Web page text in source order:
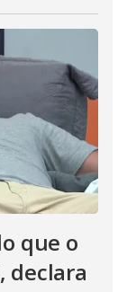
que o
declara